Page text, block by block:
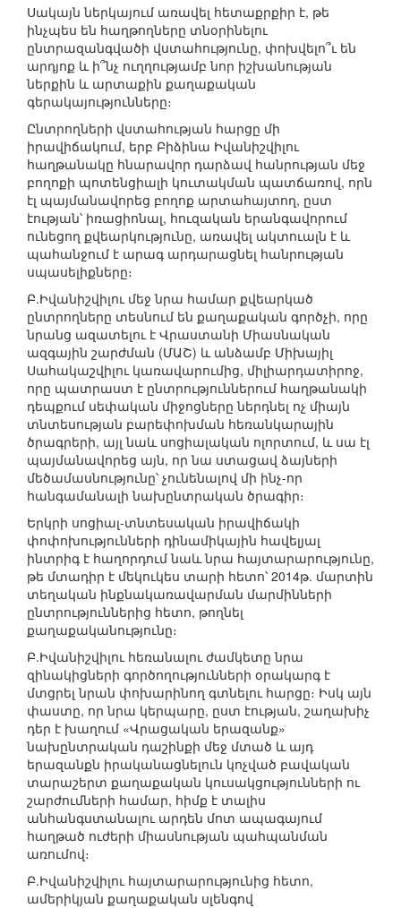
Սակայն ներկայում առավել հետաքրքիր է, թե
ինչպես են հաղթողները տնօրինելու
ընտրազանգվածի վստահությունը, փոխվելո՞ւ են
արդյոք և ի՞նչ ուղղությամբ նոր իշխանության
ներքին և արտաքին քաղաքական
գերակայությունները։
Ընտրողների վստահության հարցը մի
իրավիճակում, երբ Բիձինա Իվանիշվիլու
հաղթանակը հնարավոր դարձավ հանրության մեջ
բողոքի պոտենցիալի կուտակման պատճառով, որն
էլ պայմանավորեց բողոք արտահայտող, ըստ
էության՝ իռացիոնալ, հուզական երանգավորում
ունեցող քվեարկությունը, առավել ակտուալն է և
պահանջում է արագ արդարացնել հանրության
սպասելիքները։
Բ.Իվանիշվիլու մեջ նրա համար քվեարկած
ընտրողները տեսնում են քաղաքական գործչի, որը
նրանց ազատելու է Վրաստանի Միասնական
ազգային շարժման (ՄԱՇ) և անձամբ Միխայիլ
Սահակաշվիլու կառավարումից, միլիարդատիրոջ,
որը պատրաստ է ընտրություններում հաղթանակի
դեպքում սեփական միջոցները ներդնել ոչ միայն
տնտեսության բարեփոխման հեռանկարային
ծրագրերի, այլ նաև սոցիալական ոլորտում, և սա էլ
պայմանավորեց այն, որ նա ստացավ ձայների
մեծամասնությունը՝ չունենալով մի ինչ-որ
հանգամանալի նախընտրական ծրագիր։
Երկրի սոցիալ-տնտեսական իրավիճակի
փոփոխությունների դինամիկային հավելյալ
ինտրիգ է հաղորդում նաև նրա հայտարարությունը,
թե մտադիր է մեկուկես տարի հետո՝ 2014թ. մարտին
տեղական ինքնակառավարման մարմինների
ընտրություններից հետո, թողնել
քաղաքականությունը։
Բ.Իվանիշվիլու հեռանալու ժամկետը նրա
զինակիցների գործողությունների օրակարգ է
մտցրել նրան փոխարինող գտնելու հարցը։ Իսկ այն
փաստը, որ նրա կերպարը, ըստ էության, շաղախիչ
դեր է խաղում «Վրացական երազանք»
նախընտրական դաշինքի մեջ մտած և այդ
երազանքն իրականացնելուն կոչված բավական
տարաշերտ քաղաքական կուսակցությունների ու
շարժումների համար, հիմք է տալիս
անհանգստանալու արդեն մոտ ապագայում
հաղթած ուժերի միասնության պահպանման
առումով։
Բ.Իվանիշվիլու հայտարարությունից հետո,
ամերիկյան քաղաքական սլենգով